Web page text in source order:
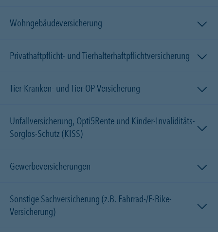
Wohngebäudeversicherung
Privathaftpflicht- und Tierhalterhaftpflichtversicherung
Tier-Kranken- und Tier-OP-Versicherung
Unfallversicherung, Opti5Rente und Kinder-Invaliditäts-
Sorglos-Schutz (KISS)
Gewerbeversicherungen
Sonstige Sachversicherung (z.B. Fahrrad-/E-Bike-
Versicherung)